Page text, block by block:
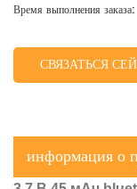
Время выполнения заказа:
СВЯЗАТЬСЯ
информация о